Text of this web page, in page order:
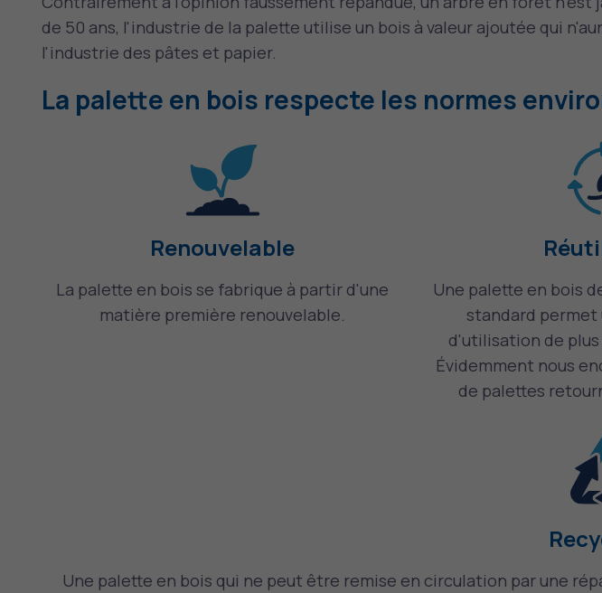
de 50 ans, l'industrie de la palette utilise un bois à valeur ajoutée qui
l'industrie des pâtes et papier.
La palette en bois respecte les normes
Renouvelable
La palette en bois se fabrique à partir d'une
matière première renouvelable.
Une palette en bois
standard permet
d'utilisation de plus
Évidemment nous
de palettes
Une palette en bois qui ne peut être remise en circulation par une